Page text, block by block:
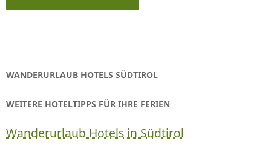
WANDERURLAUB HOTELS SÜDTIROL
WEITERE HOTELTIPPS FÜR IHRE FERIEN
Wanderurlaub Hotels in Südtirol